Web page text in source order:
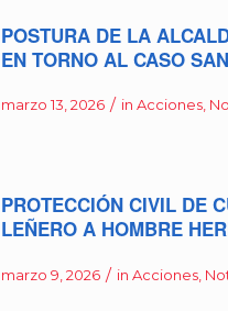
POSTURA DE LA
EN TORNO AL CASO
marzo 13, 2026 / in Acciones,
PROTECCIÓN CIVIL DE
LEÑERO A HOMBRE
marzo 9, 2026 / in Acciones